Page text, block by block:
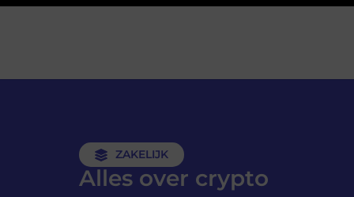
ZAKELIJK
Alles over crypto